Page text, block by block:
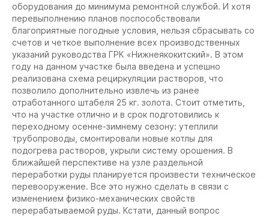
оборудования до минимума ремонтной службой. И хотя
перевыполнению планов поспособствовали
благоприятные погодные условия, нельзя сбрасывать со
счетов и четкое выполнение всех производственных
указаний руководства ГРК «Нижнеякокитский». В этом
году на данном участке была введена и успешно
реализована схема рециркуляции растворов, что
позволило дополнительно извлечь из ранее
отработанного штабеля 25 кг. золота. Стоит отметить,
что на участке отлично и в срок подготовились к
переходному осенне-зимнему сезону: утеплили
трубопроводы, смонтировали новые котлы для
подогрева растворов, укрыли систему орошения. В
ближайшей перспективе на узле раздельной
переработки руды планируется произвести техническое
перевооружение. Все это нужно сделать в связи с
изменением физико-механических свойств
перерабатываемой руды. Кстати, данный вопрос